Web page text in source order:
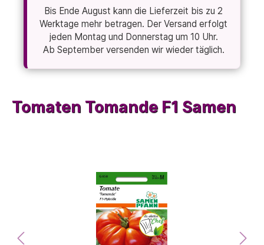
Bis Ende August kann die Lieferzeit bis zu 2
Werktage mehr betragen. Der Versand erfolgt
jeden Montag und Donnerstag um 10 Uhr.
Ab September versenden wir wieder täglich.
Tomaten Tomande F1 Samen